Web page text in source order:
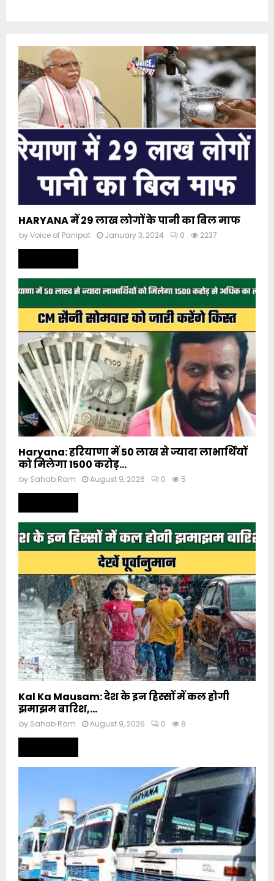
HARYANA में 29 लाख लोगों के पानी का बिल माफ
byVoice of Panipat January 3, 2024 0 2237
Haryana: हरियाणा में 50 लाख से ज्यादा लाभार्थियों
को मिलेगा 1500 करोड़...
by Sahab Ram August 9, 2026 0 5
Kal Ka Mausam: देश के इन हिस्सों में कल होगी
झमाझम बारिश,...
by Sahab Ram August 9, 2026 0 8